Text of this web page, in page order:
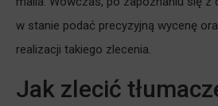
w stanie podać precyzyjną wycenę
realizacji takiego zlecenia.
Jak zlecić